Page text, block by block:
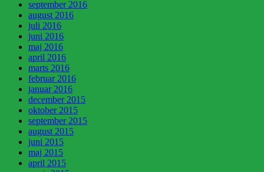
september 2016
august 2016
juli 2016
juni 2016
maj 2016
april 2016
marts 2016
februar 2016
januar 2016
december 2015
oktober 2015
september 2015
august 2015
juni 2015
maj 2015
april 2015